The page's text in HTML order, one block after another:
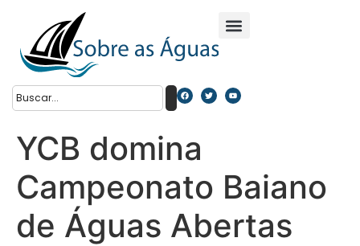
YCB domina
Campeonato Baiano
de Águas Abertas